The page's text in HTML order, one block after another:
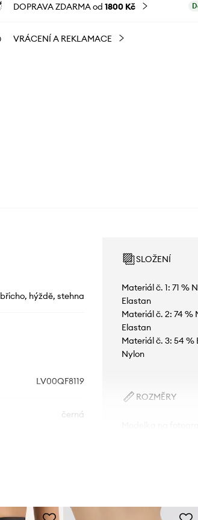
DOPRAVA ZDARMA od 1800 Kč
VRÁCENÍ A REKLAMACE
břicho, hýždě, stehna
LV00QF8119
černá
SLOŽENÍ
Materiál č. 1: 71 %
Elastan
Materiál č. 2: 74 %
Elastan
Materiál č. 3: 54 %
Nylon
ROZMĚRY
Tabulka velikosti